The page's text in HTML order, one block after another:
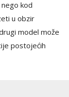
kod
u obzir
model može
postojećih